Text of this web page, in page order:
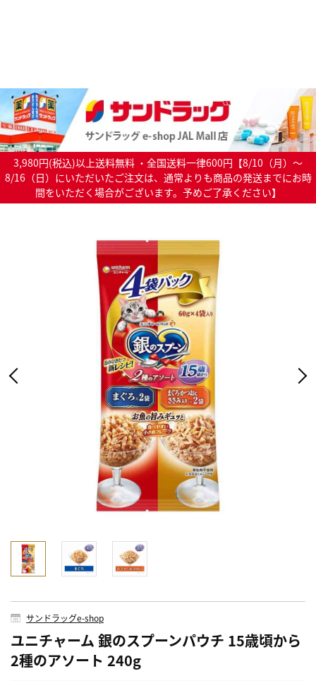
3,980円(税込)以上送料無料 ・全国送料一律600円【8/10（月）～
8/16（日）にいただいたご注文は、通常よりも商品の発送までにお時
間をいただく場合がございます。予めご了承ください】
サンドラッグe-shop
ユニチャーム 銀のスプーンパウチ 15歳頃から
2種のアソート 240g